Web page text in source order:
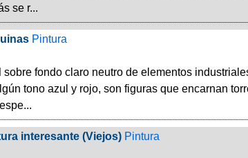
se r...
Pintura
fondo claro neutro de elementos
tono azul y rojo, son figuras que encarnan
interesante (Viejos) Pintura